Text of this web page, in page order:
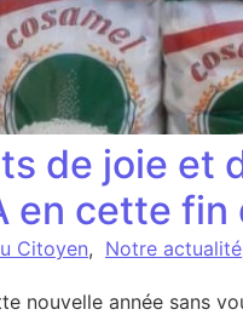
de joie et
en cette fin
Citoyen, Notre actualité
nouvelle année sans